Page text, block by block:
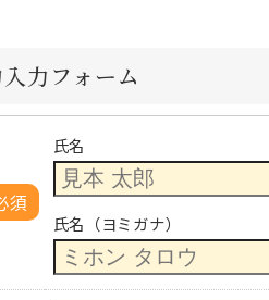
力フォーム
須
氏名
氏名（ヨミガナ）